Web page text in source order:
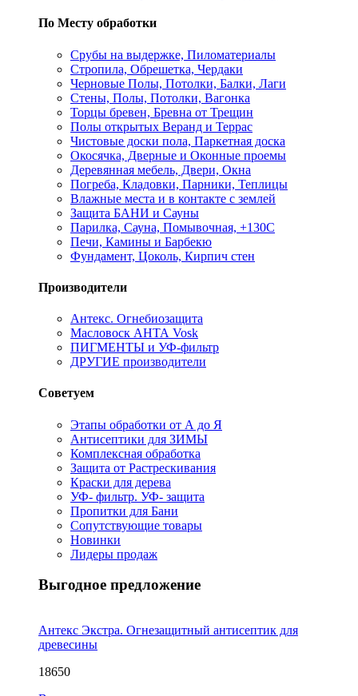
По Месту обработки
Срубы на выдержке, Пиломатериалы
Стропила, Обрешетка, Чердаки
Черновые Полы, Потолки, Балки, Лаги
Стены, Полы, Потолки, Вагонка
Торцы бревен, Бревна от Трещин
Полы открытых Веранд и Террас
Чистовые доски пола, Паркетная доска
Окосячка, Дверные и Оконные проемы
Деревянная мебель, Двери, Окна
Погреба, Кладовки, Парники, Теплицы
Влажные места и в контакте с землей
Защита БАНИ и Сауны
Парилка, Сауна, Помывочная, +130С
Печи, Камины и Барбекю
Фундамент, Цоколь, Кирпич стен
Производители
Антекс. Огнебиозащита
Масловоск АНТА Vosk
ПИГМЕНТЫ и УФ-фильтр
ДРУГИЕ производители
Советуем
Этапы обработки от А до Я
Антисептики для ЗИМЫ
Комплексная обработка
Защита от Растрескивания
Краски для дерева
УФ- фильтр. УФ- защита
Пропитки для Бани
Сопутствующие товары
Новинки
Лидеры продаж
Выгодное предложение
Антекс Экстра. Огнезащитный антисептик для
древесины
18650